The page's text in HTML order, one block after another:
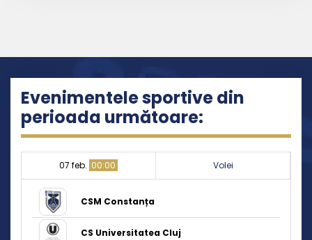
Evenimentele sportive din
perioada următoare:
07 feb. 00:00 Volei
CSM Constanța
CS Universitatea Cluj